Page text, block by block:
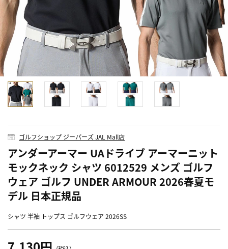
ゴルフショップ ジーパーズ JAL Mall店
アンダーアーマー UAドライブ アーマーニット
モックネック シャツ 6012529 メンズ ゴルフ
ウェア ゴルフ UNDER ARMOUR 2026春夏モ
デル 日本正規品
シャツ 半袖 トップス ゴルフウェア 2026SS